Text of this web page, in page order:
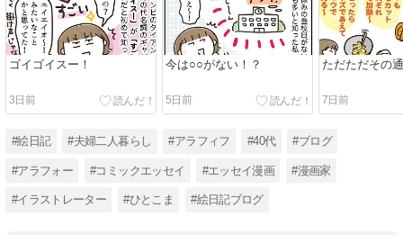
ゴイゴイスー！
3日前
今は○○がない！？
5日前
ただただその
7日前
#絵日記 #夫婦二人暮らし #アラフィフ #40代 #ブログ
#アラフォー #コミックエッセイ #エッセイ漫画 #漫画家
#イラストレーター #ひとこま #絵日記ブログ